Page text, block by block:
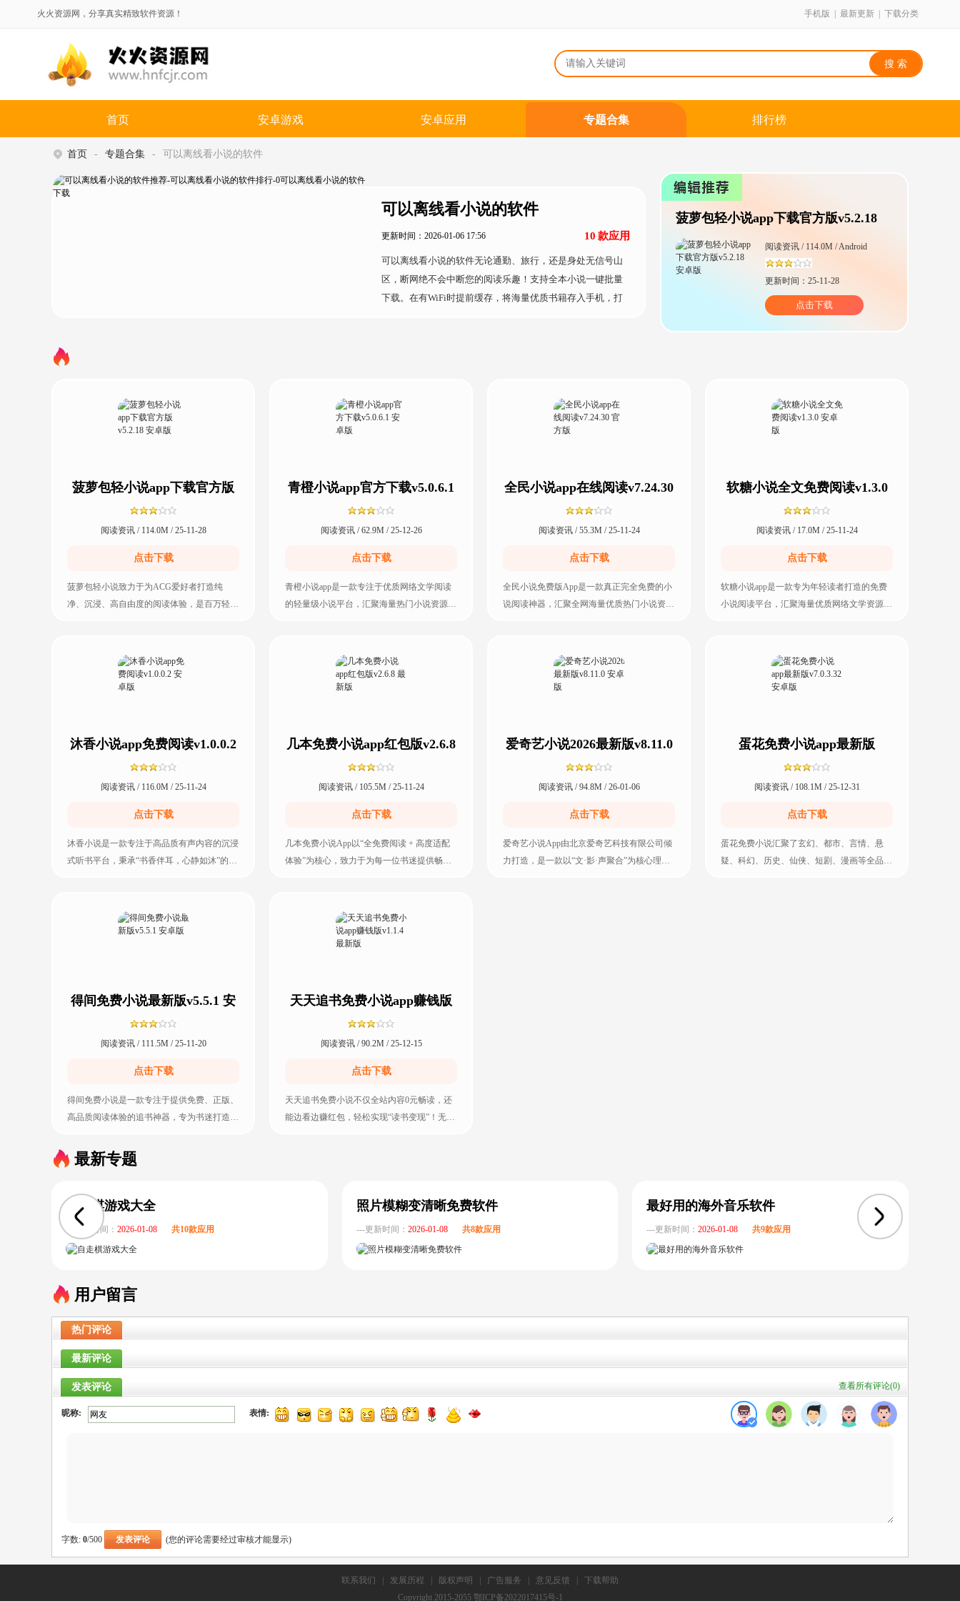
火火资源网，分享真实精致软件资源！ 手机版 最新更新 下载分类
首页 安卓游戏 安卓应用 专题合集 排行榜
首页 专题合集 可以离线看小说的软件
可以离线看小说的软件
更新时间：2026-01-06 17:56 10 款应用
可以离线看小说的软件无论通勤、旅行，还是身处无信号山
区，断网绝不会中断您的阅读乐趣！支持全本小说一键批量
下载。在有WiFi时提前缓存，将海量优质书籍存入手机，打
吧。
菠萝包轻小说app下载官方版v5.2.18
安卓版
阅读资讯 / 114.0M / Android
更新时间：25-11-28
点击下载
菠萝包轻小说app下载官方版
v5.2.18 安卓版
阅读资讯 / 114.0M / 25-11-28
点击下载
菠萝包轻小说致力于为ACG爱好者打造纯
净、沉浸、高自由度的阅读体验，是百万轻文
青橙小说app官方下载v5.0.6.1
安卓版
阅读资讯 / 62.9M / 25-12-26
点击下载
青橙小说app是一款专注于优质网络文学阅读
的轻量级小说平台，汇聚海量热门小说资源，
全民小说app在线阅读v7.24.30
官方版
阅读资讯 / 55.3M / 25-11-24
点击下载
全民小说免费版App是一款真正完全免费的小
说阅读神器，汇聚全网海量优质热门小说资
软糖小说全文免费阅读v1.3.0
安卓版
阅读资讯 / 17.0M / 25-11-24
点击下载
软糖小说app是一款专为年轻读者打造的免费
小说阅读平台，汇聚海量优质网络文学资源，
沐香小说app免费阅读v1.0.0.2
安卓版
阅读资讯 / 116.0M / 25-11-24
点击下载
沐香小说是一款专注于高品质有声内容的沉浸
式听书平台，秉承“书香伴耳，心静如沐”的品
几本免费小说app红包版v2.6.8
最新版
阅读资讯 / 105.5M / 25-11-24
点击下载
几本免费小说App以“全免费阅读 + 高度适配
体验”为核心，致力于为每一位书迷提供畅快
爱奇艺小说2026最新版v8.11.0
安卓版
阅读资讯 / 94.8M / 26-01-06
点击下载
爱奇艺小说App由北京爱奇艺科技有限公司倾
力打造，是一款以“文·影·声聚合”为核心理念
蛋花免费小说app最新版
v7.0.3.32 安卓版
阅读资讯 / 108.1M / 25-12-31
点击下载
蛋花免费小说汇聚了玄幻、都市、言情、悬
疑、科幻、历史、仙侠、短剧、漫画等全品类
得间免费小说最新版v5.5.1 安
卓版
阅读资讯 / 111.5M / 25-11-20
点击下载
得间免费小说是一款专注于提供免费、正版、
高品质阅读体验的追书神器，专为书迷打造。
天天追书免费小说app赚钱版
v1.1.4 最新版
阅读资讯 / 90.2M / 25-12-15
点击下载
天天追书免费小说不仅全站内容0元畅读，还
能边看边赚红包，轻松实现“读书变现”！无论
最新专题
自走棋游戏大全
---更新时间： 2026-01-08 共10款应用
照片模糊变清晰免费软件
---更新时间： 2026-01-08 共8款应用
最好用的海外音乐软件
---更新时间：2026-01-08 共9款应用
用户留言
热门评论
最新评论
发表评论 查看所有评论(0)
昵称: 表情:
字数: 0/500 (您的评论需要经过审核才能显示)
联系我们 发展历程 版权声明 广告服务 意见反馈
下载帮助
Copyright 2015-2055 鄂ICP备2022017415号-1